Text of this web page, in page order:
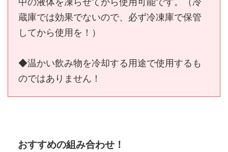
中の液体を凍らせてから使用可能です。（冷
蔵庫では効果でないので、必ず冷凍庫で保管
してから使用を！）
◆温かい飲み物を冷却する用途で使用するも
のではありません！
おすすめの組み合わせ！